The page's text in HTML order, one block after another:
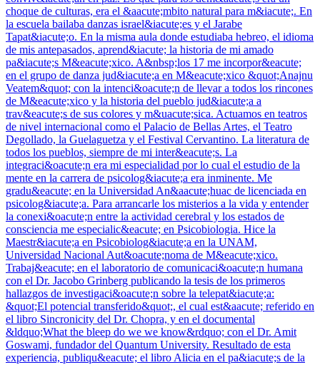
choque de culturas, era el &aacute;mbito natural para m&iacute;. En
la escuela bailaba danzas israel&iacute;es y el Jarabe
Tapat&iacute;o. En la misma aula donde estudiaba hebreo, el idioma
de mis antepasados, aprend&iacute; la historia de mi amado
pa&iacute;s M&eacute;xico. A&nbsp;los 17 me incorpor&eacute;
en el grupo de danza jud&iacute;a en M&eacute;xico &quot;Anajnu
Veatem&quot; con la intenci&oacute;n de llevar a todos los rincones
de M&eacute;xico y la historia del pueblo jud&iacute;a a
trav&eacute;s de sus colores y m&uacute;sica. Actuamos en teatros
de nivel internacional como el Palacio de Bellas Artes, el Teatro
Degollado, la Guelaguetza y el Festival Cervantino. La literatura de
todos los pueblos, siempre de mi inter&eacute;s. La
integraci&oacute;n era mi especialidad por lo cual el estudio de la
mente en la carrera de psicolog&iacute;a era inminente. Me
gradu&eacute; en la Universidad An&aacute;huac de licenciada en
psicolog&iacute;a. Para arrancarle los misterios a la vida y entender
la conexi&oacute;n entre la actividad cerebral y los estados de
consciencia me especialic&eacute; en Psicobiologia. Hice la
Maestr&iacute;a en Psicobiolog&iacute;a en la UNAM,
Universidad Nacional Aut&oacute;noma de M&eacute;xico.
Trabaj&eacute; en el laboratorio de comunicaci&oacute;n humana
con el Dr. Jacobo Grinberg publicando la tesis de los primeros
hallazgos de investigaci&oacute;n sobre la telepat&iacute;a:
&quot;El potencial transferido&quot;, el cual est&aacute; referido en
el libro Sincronicity del Dr. Chopra, y en el documental
&ldquo;What the bleep do we we know&rdquo; con el Dr. Amit
Goswami, fundador del Quantum University. Resultado de esta
experiencia, publiqu&eacute; el libro Alicia en el pa&iacute;s de la